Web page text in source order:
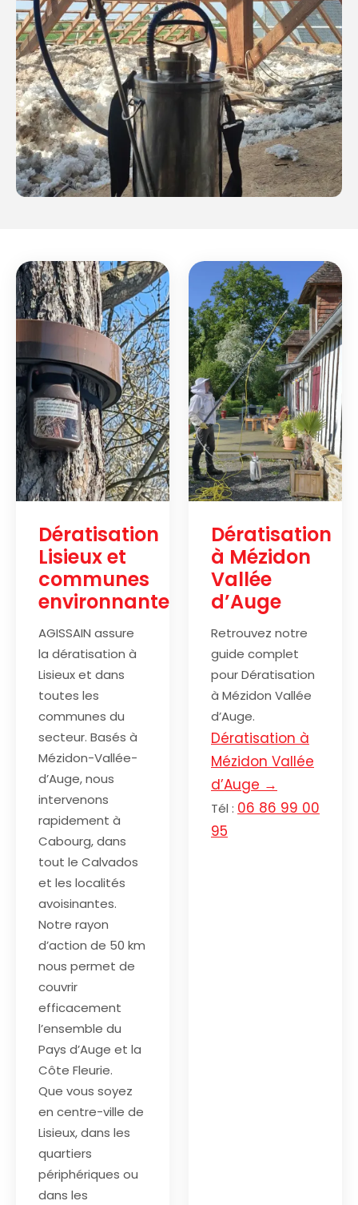
Dératisation
Lisieux et
communes
environnantes
AGISSAIN assure
la dératisation à
Lisieux et dans
toutes les
communes du
secteur. Basés à
Mézidon-Vallée-
d’Auge, nous
intervenons
rapidement à
Cabourg, dans
tout le Calvados
et les localités
avoisinantes.
Notre rayon
d’action de 50 km
nous permet de
couvrir
efficacement
l’ensemble du
Pays d’Auge et la
Côte Fleurie.
Que vous soyez
en centre-ville de
Lisieux, dans les
quartiers
périphériques ou
dans les
Dératisation
à Mézidon
Vallée
d’Auge
Retrouvez notre
guide complet
pour Dératisation
à Mézidon Vallée
d’Auge.
Dératisation à
Mézidon Vallée
d’Auge →
Tél : 06 86 99 00
95